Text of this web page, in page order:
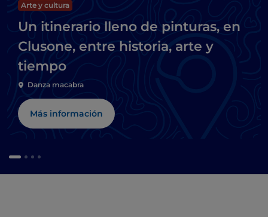
Arte y cultura
Un itinerario lleno de pinturas, en
Clusone, entre historia, arte y
tiempo
Danza macabra
Más información